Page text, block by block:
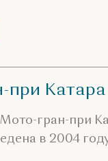
при Катара
гран-при
в 2004